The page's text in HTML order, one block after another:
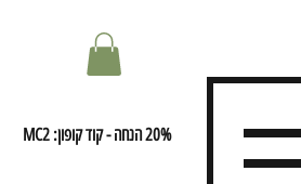
20% הנחה - קוד קופון: MC2